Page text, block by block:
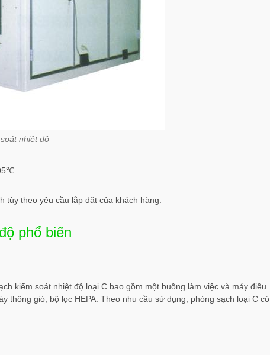
nhiệt độ
theo yêu cầu lắp đặt của khách hàng.
phổ biến
kiểm soát nhiệt độ loại C bao gồm một buồng làm việc và máy điều
thông gió, bộ lọc HEPA. Theo nhu cầu sử dụng, phòng sạch loại C có